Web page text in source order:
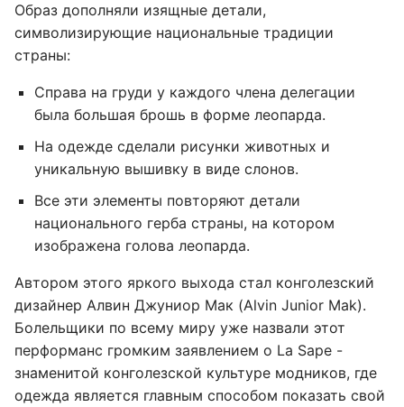
Образ дополняли изящные детали,
символизирующие национальные традиции
страны:
Справа на груди у каждого члена делегации
была большая брошь в форме леопарда.
На одежде сделали рисунки животных и
уникальную вышивку в виде слонов.
Все эти элементы повторяют детали
национального герба страны, на котором
изображена голова леопарда.
Автором этого яркого выхода стал конголезский
дизайнер Алвин Джуниор Мак (Alvin Junior Mak).
Болельщики по всему миру уже назвали этот
перформанс громким заявлением о La Sape -
знаменитой конголезской культуре модников, где
одежда является главным способом показать свой